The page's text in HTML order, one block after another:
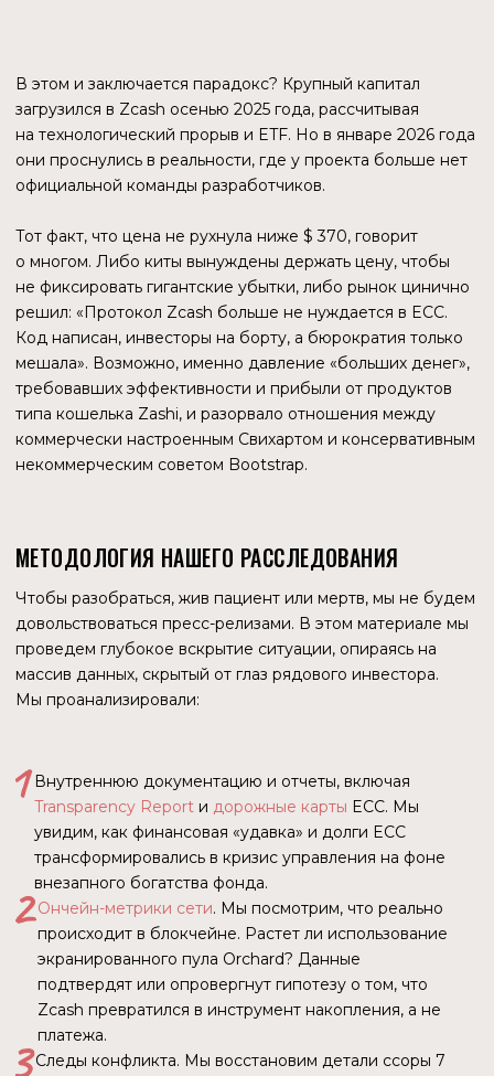
ГЛАВНЫЙ ВОПРОС
подготовка к ZSA) и поддержка институционалов.
С другой — обезглавленное управление
и замороженный фонд развития (Lockbox), ключи
от которого лежат у раздробленного сообщества.
Кто теперь держит штурвал? Станет ли Zcash полностью
децентрализованным протоколом, подобным биткоину,
который выживет без «офиса», или он медленно
деградирует в технологически совершенный,
но мертвый призрак?
Мы начинаем погружение в мир криптографических
интриг, корпоративных войн и больших денег.
о «деанонимизации» не обрушили веру
ДОСЬЕ ПРОЕКТА
Прежде чем разбирать завалы январской катастрофы,
корпоративного управления. Почему за контроль над
Zcash бьются не только идеалисты-шифропанки,
но и циничные воротилы с Уолл-стрит?
Zcash часто ошибочно называют просто «еще одной
со скоростью света, открыть которую может только
владелец ключа. И, что самое важное для 2026 года, —
эта ячейка прозрачна для аудитора, если владелец того
захочет.
СУТЬ ТЕХНОЛОГИИ
В основе Zcash лежит технология zk-SNARKs (Zero-
Knowledge Succinct Non-Interactive Argument
of Knowledge). Звучит страшно, но суть можно объяснить
«на пальцах».
Представьте, что вы хотите доказать бармену, что вам
(как в сети Bitcoin или при оплате картой)
вы показываете паспорт. Бармен видит ваше имя, точную